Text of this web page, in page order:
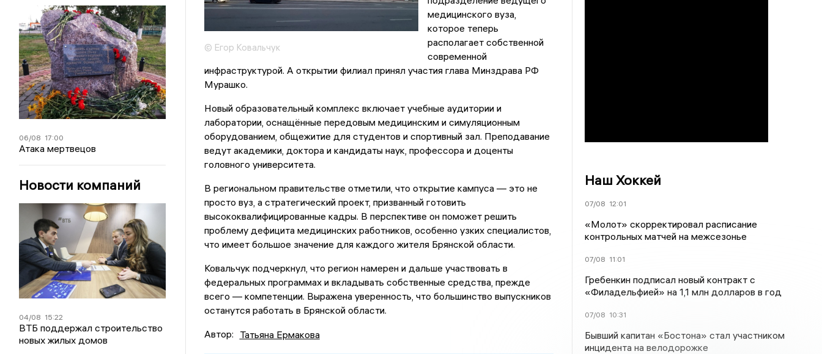
06/08 17:00
Атака мертвецов
Новости компаний
04/08 15:22
ВТБ поддержал строительство
новых жилых домов
© Егор Ковальчук
медицинского вуза,
которое теперь
располагает собственной
современной
инфраструктурой. А открытии филиал принял участия глава Минздрава РФ
Мурашко.
Новый образовательный комплекс включает учебные аудитории и
лаборатории, оснащённые передовым медицинским и симуляционным
оборудованием, общежитие для студентов и спортивный зал. Преподавание
ведут академики, доктора и кандидаты наук, профессора и доценты
головного университета.
В региональном правительстве отметили, что открытие кампуса — это не
просто вуз, а стратегический проект, призванный готовить
высококвалифицированные кадры. В перспективе он поможет решить
проблему дефицита медицинских работников, особенно узких специалистов,
что имеет большое значение для каждого жителя Брянской области.
Ковальчук подчеркнул, что регион намерен и дальше участвовать в
федеральных программах и вкладывать собственные средства, прежде
всего — компетенции. Выражена уверенность, что большинство выпускников
останутся работать в Брянской области.
Автор: Татьяна Ермакова
Наш Хоккей
07/08 12:01
«Молот» скорректировал расписание
контрольных матчей на межсезонье
07/08 11:01
Гребенкин подписал новый контракт с
«Филадельфией» на 1,1 млн долларов в год
07/08 10:31
Бывший капитан «Бостона» стал участником
инцидента на велодорожке